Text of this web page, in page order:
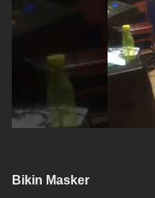
Bikin Masker